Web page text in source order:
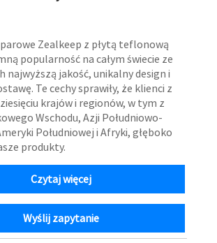
parowe Zealkeep z płytą teflonową
popularność na całym świecie ze
najwyższą jakość, unikalny design i
Te cechy sprawiły, że klienci z
krajów i regionów, w tym z
Wschodu, Azji Południowo-
Południowej i Afryki, głęboko
produkty.
Czytaj więcej
Wyślij zapytanie